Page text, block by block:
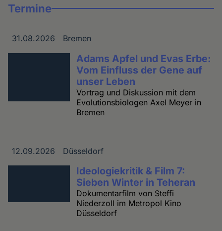
Termine
Datum
31.08.2026
Ort Bremen
Adams Apfel und Evas Erbe:
Vom Einfluss der Gene auf
unser Leben
Vortrag und Diskussion mit dem
Evolutionsbiologen Axel Meyer in
Bremen
Datum
12.09.2026
Ort Düsseldorf
Ideologiekritik & Film 7:
Sieben Winter in Teheran
Dokumentarfilm von Steffi
Niederzoll im Metropol Kino
Düsseldorf